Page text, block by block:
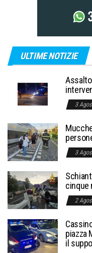
ULTIME NOTIZIE
3
3
cinque
2
piazza
il